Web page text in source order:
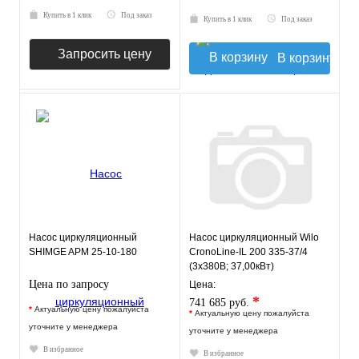
Купить в 1 клик Под заказ
Запросить цену
Купить в 1 клик Под заказ
В корзину
Насос циркуляционный
SHIMGE APM 25-10-180
Цена по запросу
* Актуальную цену пожалуйста
уточните у менеджера
В избранное
Насос циркуляционный Wilo
CronoLine-IL 200 335-37/4
(3х380В; 37,00кВт)
Цена:
741 685 руб. *
* Актуальную цену пожалуйста
уточните у менеджера
В избранное